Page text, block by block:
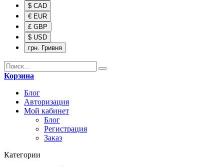
$ CAD
€ EUR
£ GBP
$ USD
грн. Гривня
Корзина
Блог
Авторизация
Мой кабинет
Блог
Регистрация
Заказ
Категории